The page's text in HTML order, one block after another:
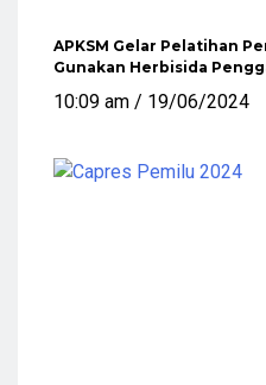
APKSM Gelar Pelatihan
Gunakan Herbisida
10:09 am 19/06/2024